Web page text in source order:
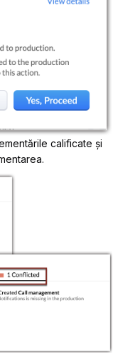
calificate și